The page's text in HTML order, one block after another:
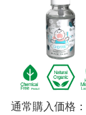
通常購入価格：